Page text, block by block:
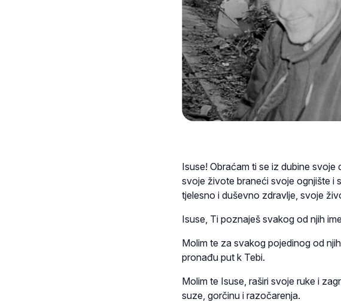
Isuse! Obraćam ti se iz dubine
svoje živote braneći svoje ognjište i
tjelesno i duševno zdravlje, svoje
Isuse, Ti poznaješ svakog od njih
Molim te za svakog pojedinog od
pronađu put k Tebi.
Molim te Isuse, raširi svoje ruke i
suze, gorčinu i razočarenja.